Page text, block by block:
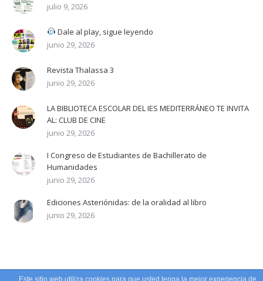
julio 9, 2026
Dale al play, sigue leyendo
junio 29, 2026
Revista Thalassa 3
junio 29, 2026
LA BIBLIOTECA ESCOLAR DEL IES MEDITERRÁNEO TE INVITA
AL: CLUB DE CINE
junio 29, 2026
I Congreso de Estudiantes de Bachillerato de
Humanidades
junio 29, 2026
Ediciones Asteriónidas: de la oralidad al libro
junio 29, 2026
Este sitio web utiliza cookies para que usted tenga la mejor experiencia de